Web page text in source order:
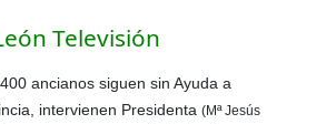
Televisión
ancianos siguen sin Ayuda a
intervienen Presidenta (Mª Jesús